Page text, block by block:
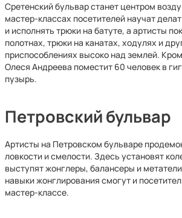
Сретенский бульвар станет центром
мастер-классах посетителей научат
и исполнять трюки на батуте, а артисты
полотнах, трюки на канатах, ходулях и
приспособлениях высоко над землей.
Олеся Андреева поместит 60 человек в
пузырь.
Петровский бульвар
Артисты на Петровском бульваре
ловкости и смелости. Здесь установят
выступят жонглеры, балансеры и
навыки жонглирования смогут и
мастер-классе.